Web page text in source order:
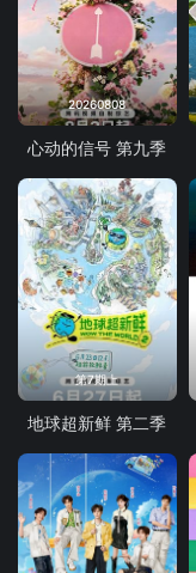
20260808
心动的信号 第九季
第7期上
地球超新鲜 第二季